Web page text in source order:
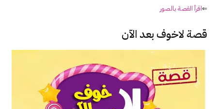
⇐اقرأ القصة بالصور
قصة لاخوف بعد الآن